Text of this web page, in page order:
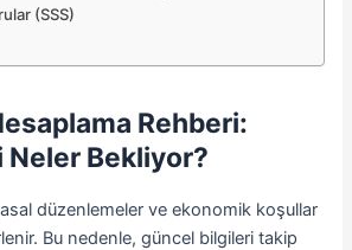
(SSS)
Rehberi:
Neler Bekliyor?
düzenlemeler ve ekonomik koşullar
Bu nedenle, güncel bilgileri takip